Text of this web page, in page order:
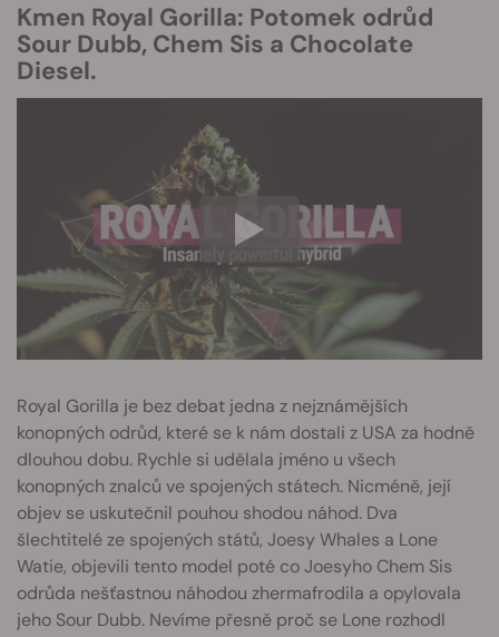
Kmen Royal Gorilla: Potomek odrůd
Sour Dubb, Chem Sis a Chocolate
Diesel.
Royal Gorilla je bez debat jedna z nejznámějších
konopných odrůd, které se k nám dostali z USA za hodně
dlouhou dobu. Rychle si udělala jméno u všech
konopných znalců ve spojených státech. Nicméně, její
objev se uskutečnil pouhou shodou náhod. Dva
šlechtitelé ze spojených států, Joesy Whales a Lone
Watie, objevili tento model poté co Joesyho Chem Sis
odrůda nešťastnou náhodou zhermafrodila a opylovala
jeho Sour Dubb. Nevíme přesně proč se Lone rozhodl